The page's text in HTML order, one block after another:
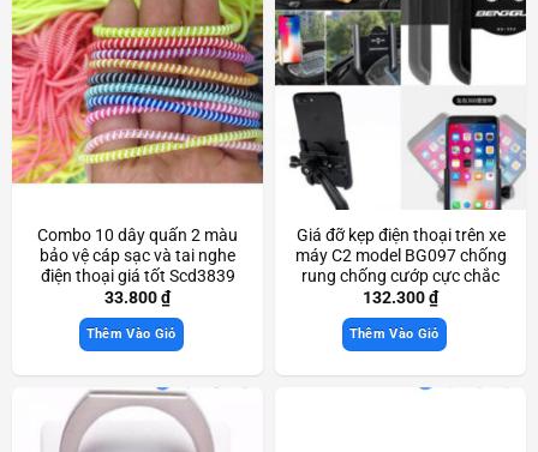
Combo 10 dây quấn 2 màu
bảo vệ cáp sạc và tai nghe
điện thoại giá tốt Scd3839
33.800₫
Thêm Vào Giỏ
Giá đỡ kẹp điện thoại trên xe
máy C2 model BG097 chống
rung chống cướp cực chắc
chắn Scd3357
132.300₫
Thêm Vào Giỏ